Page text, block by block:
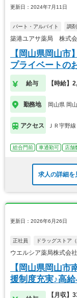
更新日：2024年7月11日
パート・アルバイト 調
築港ユアサ薬局 株式
【岡山県岡山
プライベートの
給与 【時給】
勤務地 岡山県 岡
アクセス ＪＲ宇野
総合門前 車通勤可 店舗
求人の詳細を
更新日：2026年6月26日
正社員 ドラッグストア
ウエルシア薬局株式会
【岡山県岡山
援制度充実♪高
【月収】